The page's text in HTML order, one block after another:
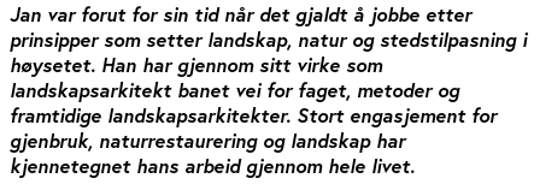
Jan var forut for sin tid når det gjaldt å jobbe etter
prinsipper som setter landskap, natur og stedstilpasning i
høysetet. Han har gjennom sitt virke som
landskapsarkitekt banet vei for faget, metoder og
framtidige landskapsarkitekter. Stort engasjement for
gjenbruk, naturrestaurering og landskap har
kjennetegnet hans arbeid gjennom hele livet.